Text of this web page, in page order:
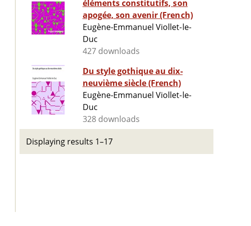
éléments constitutifs, son
apogée, son avenir (French)
Eugène-Emmanuel Viollet-le-
Duc
427 downloads
Du style gothique au dix-
neuvième siècle (French)
Eugène-Emmanuel Viollet-le-
Duc
328 downloads
Displaying results 1–17